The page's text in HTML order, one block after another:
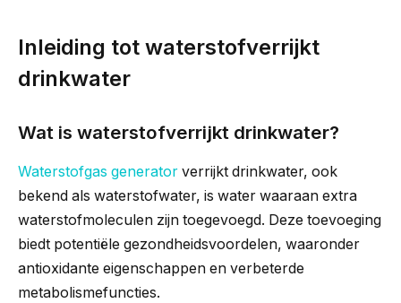
Inleiding tot waterstofverrijkt
drinkwater
Wat is waterstofverrijkt drinkwater?
Waterstofgas generator verrijkt drinkwater, ook
bekend als waterstofwater, is water waaraan extra
waterstofmoleculen zijn toegevoegd. Deze toevoeging
biedt potentiële gezondheidsvoordelen, waaronder
antioxidante eigenschappen en verbeterde
metabolismefuncties.